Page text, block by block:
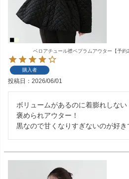
ベロアチュール襟ペプラムアウター【予約
購入者
投稿日 2026/06/01
ボリュームがあるのに着膨れしない
褒められアウター！